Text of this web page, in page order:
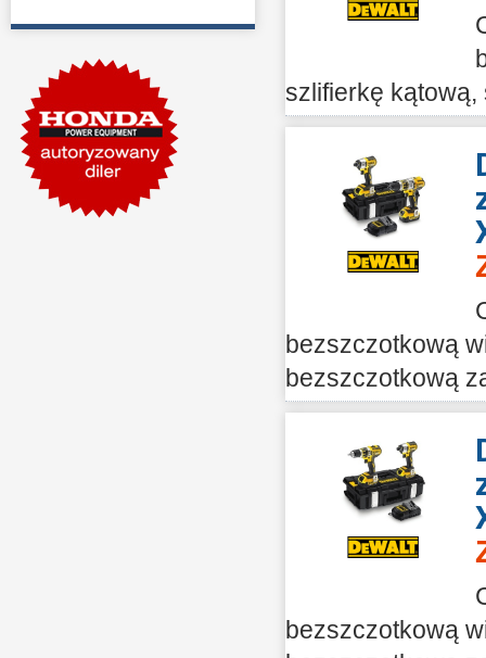
szlifierkę kątową,
bezszczotkową
bezszczotkową
bezszczotkową